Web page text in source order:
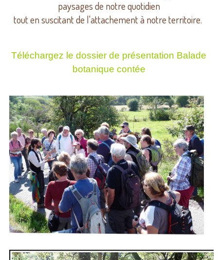
paysages de notre quotidien
tout en suscitant de l'attachement à notre territoire.
Téléchargez le dossier de présentation Balade
botanique contée